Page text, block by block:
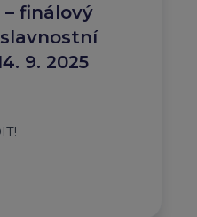
finálový
9. 2025